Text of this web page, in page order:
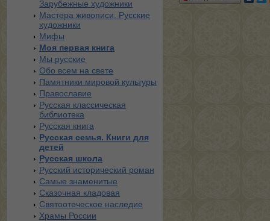
Зарубежные художники
Мастера живописи. Русские
художники
Мифы
Моя первая книга
Мы русские
Обо всем на свете
Памятники мировой культуры
Православие
Русская классическая
библиотека
Русская книга
Русская семья. Книги для
детей
Русская школа
Русский исторический роман
Самые знаменитые
Сказочная кладовая
Святоотеческое наследие
Храмы России